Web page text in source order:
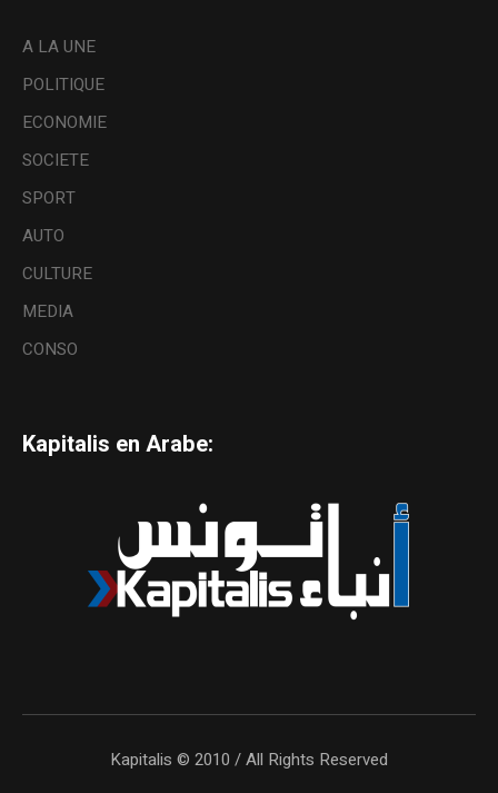
A LA UNE
POLITIQUE
ECONOMIE
SOCIETE
SPORT
AUTO
CULTURE
MEDIA
CONSO
Kapitalis en Arabe:
Kapitalis © 2010 / All Rights Reserved